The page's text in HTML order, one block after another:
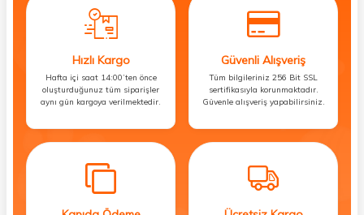
Hızlı Kargo
Hafta içi saat 14:00’ten önce
oluşturduğunuz tüm siparişler
aynı gün kargoya verilmektedir.
Güvenli Alışveriş
Tüm bilgileriniz 256 Bit SSL
sertifikasıyla korunmaktadır.
Güvenle alışveriş yapabilirsiniz.